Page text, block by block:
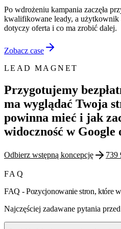
Po wdrożeniu kampania zaczęła
kwalifikowane leady, a użytkownik
dotyczy oferta i co ma zrobić dalej.
Zobacz case
LEAD MAGNET
Przygotujemy
ma wyglądać Twoja
powinna mieć i jak
widoczność w
Odbierz wstępną koncepcję 739
FAQ
FAQ - Pozycjonowanie stron, które
Najczęściej zadawane pytania